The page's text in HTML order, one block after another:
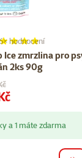
Ice zmrzlina pro
2ks 90g
80%,
hodnocení
cena
a 1 máte zdarma